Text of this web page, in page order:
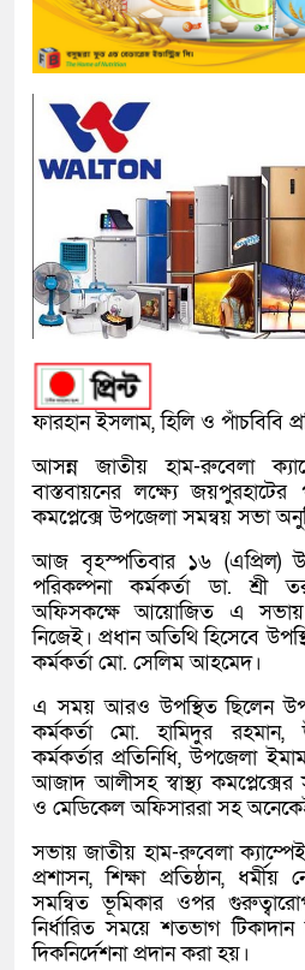
ফারহান ইসলাম, হিলি ও পাঁচবিবি
আসন্ন জাতীয় হাম-রুবেলা
বাস্তবায়নের লক্ষ্যে জয়পুরহাটের
কমপ্লেক্সে উপজেলা সমন্বয় সভা
আজ বৃহস্পতিবার ১৬ (এপ্রিল)
পরিকল্পনা কর্মকর্তা ডা.
অফিসকক্ষে আয়োজিত এ সভায়
নিজেই। প্রধান অতিথি হিসেবে
কর্মকর্তা মো. সেলিম আহমেদ।
এ সময় আরও উপস্থিত ছিলেন
কর্মকর্তা মো. হামিদুর
কর্মকর্তার প্রতিনিধি, উপজেলা
আজাদ আলীসহ স্বাস্থ্য
ও মেডিকেল অফিসাররা সহ
সভায় জাতীয় হাম-রুবেলা ক্যাম্পেইন
প্রশাসন, শিক্ষা প্রতিষ্ঠান,
সমন্বিত ভূমিকার ওপর
নির্ধারিত সময়ে শতভাগ
দিকনির্দেশনা প্রদান করা হয়।